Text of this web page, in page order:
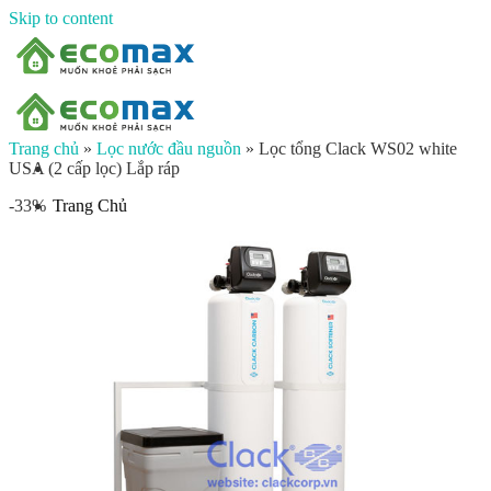
Skip to content
Trang Chủ
Lọc nước đầu nguồn
Lọc tổng chung cư
Lọc tổng biệt thự
Lọc nước giếng khoan
Máy lọc nước gia đình
Máy lọc nước ion kiềm gia đình
Máy lọc nước công nghiệp
Xử lý nước công nghiệp
Vật liệu lọc nước
Trang chủ » Lọc nước đầu nguồn » Lọc tổng Clack WS02 white
USA (2 cấp lọc) Lắp ráp
-33%